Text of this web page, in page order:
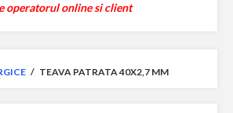
operatorul online si client
/ TEAVA PATRATA 40X2,7 MM